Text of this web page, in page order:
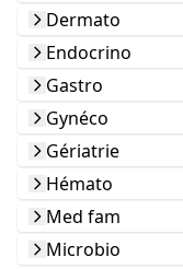
Dermato
Endocrino
Gastro
Gynéco
Gériatrie
Hémato
Med fam
Microbio